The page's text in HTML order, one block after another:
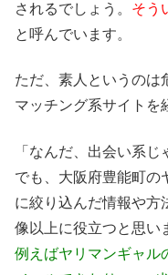
されるでしょう。 そう
と呼んでいます。
ただ、素人というのは
マッチング系サイトを
「なんだ、出会い系
でも、大阪府豊能町の
に絞り込んだ情報や方
像以上に役立つと思い
例えばヤリマンギャル